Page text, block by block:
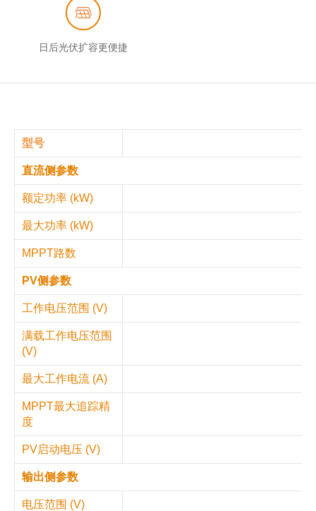
日后光伏扩容更便捷
型号
直流侧参数
额定功率 (kW)
最大功率 (kW)
MPPT路数
PV侧参数
工作电压范围 (V)
满载工作电压范围
(V)
最大工作电流 (A)
MPPT最大追踪精
度
PV启动电压 (V)
输出侧参数
电压范围 (V)